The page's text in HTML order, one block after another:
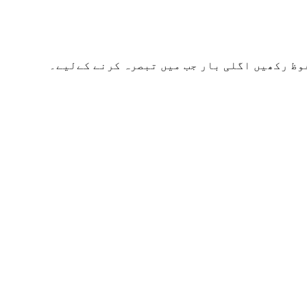
رکھیں اگلی بار جب میں تبصرہ کرنے کےلیے۔